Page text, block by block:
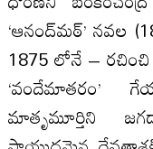
‘ఆనంద్‌మఠ్‌’ నవల
1875 లోనే –
‘వందేమాతరం’
మాతృమూర్తిని